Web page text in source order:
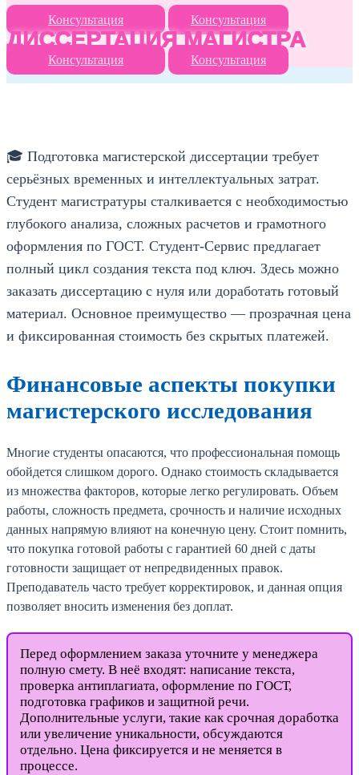
Консультация
Консультация
ДИССЕРТАЦИЯ МАГИСТРА
Консультация Консультация
🎓 Подготовка магистерской диссертации требует
серьёзных временных и интеллектуальных затрат.
Студент магистратуры сталкивается с необходимостью
глубокого анализа, сложных расчетов и грамотного
оформления по ГОСТ. Студент-Сервис предлагает
полный цикл создания текста под ключ. Здесь можно
заказать диссертацию с нуля или доработать готовый
материал. Основное преимущество — прозрачная цена
и фиксированная стоимость без скрытых платежей.
Финансовые аспекты покупки
магистерского исследования
Многие студенты опасаются, что профессиональная помощь
обойдется слишком дорого. Однако стоимость складывается
из множества факторов, которые легко регулировать. Объем
работы, сложность предмета, срочность и наличие исходных
данных напрямую влияют на конечную цену. Стоит помнить,
что покупка готовой работы с гарантией 60 дней с даты
готовности защищает от непредвиденных правок.
Преподаватель часто требует корректировок, и данная опция
позволяет вносить изменения без доплат.
Перед оформлением заказа уточните у менеджера
полную смету. В неё входят: написание текста,
проверка антиплагиата, оформление по ГОСТ,
подготовка графиков и защитной речи.
Дополнительные услуги, такие как срочная доработка
или увеличение уникальности, обсуждаются
отдельно. Цена фиксируется и не меняется в
процессе.